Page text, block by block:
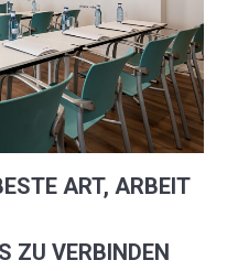
ART, ARBEIT
ZU VERBINDEN